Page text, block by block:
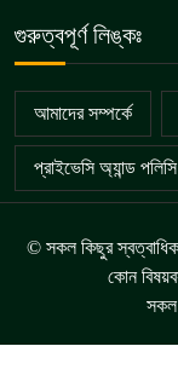
গুরুত্বপূর্ণ লিঙ্কঃ
আমাদের সম্পর্কে
প্রাইভেসি অ্যান্ড পলিসি
© সকল কিছুর
কোন
সকল